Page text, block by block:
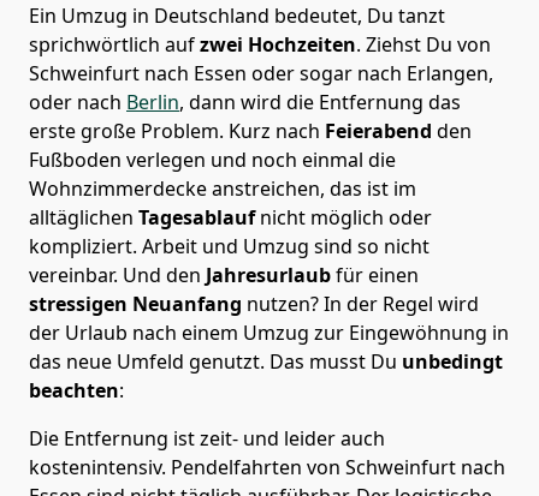
Ein Umzug in Deutschland bedeutet, Du tanzt
sprichwörtlich aufzwei Hochzeiten. Ziehst Du von
Schweinfurt nach Essen oder sogar nach Erlangen,
oder nach Berlin, dann wird die Entfernung das
erste große Problem. Kurz nach Feierabend den
Fußboden verlegen und noch einmal die
Wohnzimmerdecke anstreichen, das ist im
alltäglichen Tagesablaufnicht möglich oder
kompliziert. Arbeit und Umzug sind so nicht
vereinbar. Und den Jahresurlaubfür einen
stressigen Neuanfang nutzen? In der Regel wird
der Urlaub nach einem Umzug zur Eingewöhnung in
das neue Umfeld genutzt. Das musst Du unbedingt
beachten:
Die Entfernung ist zeit- und leider auch
kostenintensiv. Pendelfahrten von Schweinfurt nach